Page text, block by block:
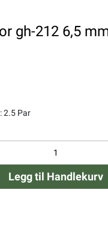
gh-212 6,5
2.5 Par
Legg til Handlekurv